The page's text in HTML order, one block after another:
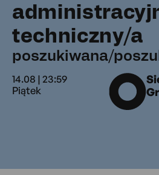
techniczny/a
poszukiwana/
14.08 | 23:59
Piątek